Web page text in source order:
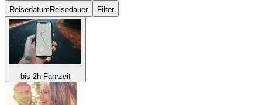
Reisedatum Reisedauer Filter
bis 2h Fahrzeit